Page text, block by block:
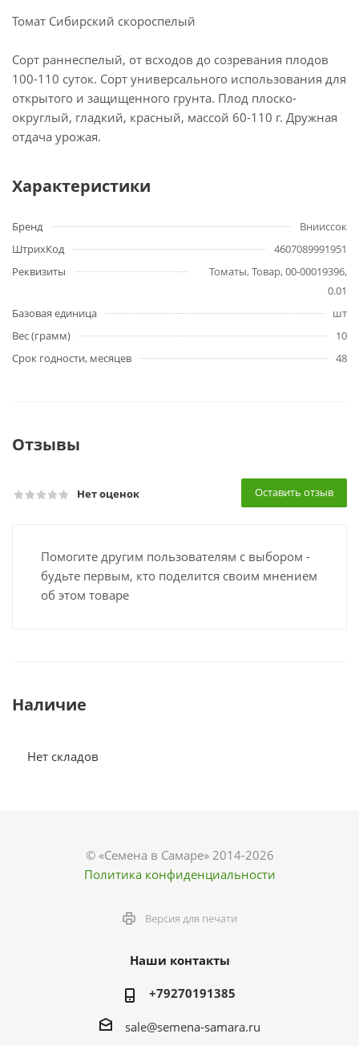
Томат Сибирский скороспелый
Сорт раннеспелый, от всходов до созревания плодов
100-110 суток. Сорт универсального использования для
открытого и защищенного грунта. Плод плоско-
округлый, гладкий, красный, массой 60-110 г. Дружная
отдача урожая.
Характеристики
Бренд
Внииссок
ШтрихКод
4607089991951
Реквизиты
Томаты, Товар, 00-00019396,
0.01
Базовая единица
шт
Вес (грамм)
10
Срок годности, месяцев
48
Отзывы
Нет оценок Оставить отзыв
Помогите другим пользователям с выбором -
будьте первым, кто поделится своим мнением
об этом товаре
Наличие
Нет складов
© «Семена в Самаре» 2014-2026
Политика конфиденциальности
Версия для печати
Наши контакты
+79270191385
sale@semena-samara.ru